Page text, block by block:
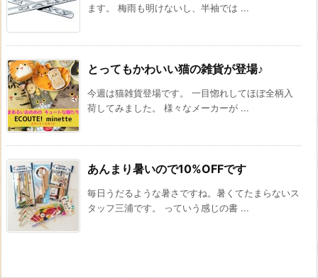
ます。 梅雨も明けないし、半袖では ...
とってもかわいい猫の雑貨が登場♪
今週は猫雑貨登場です。 一目惚れしてほぼ全柄入
荷してみました。 様々なメーカーが ...
あんまり暑いので10%OFFです
毎日うだるような暑さですね。暑くてたまらないス
タッフ三浦です。 っていう感じの書 ...